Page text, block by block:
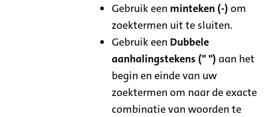
Gebruik een minteken (-) om
zoektermen uit te sluiten.
Gebruik een Dubbele
aanhalingstekens (" ") aan het
begin en einde van uw
zoektermen om naar de exacte
combinatie van woorden te